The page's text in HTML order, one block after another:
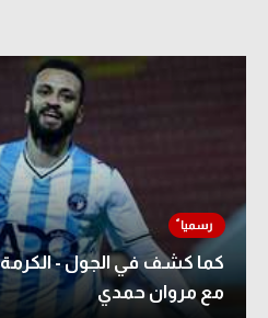
كرة يد
كرة طائرة
الوطن العربي
كما كشف في الجول - الكرمة
مع مروان حمدي